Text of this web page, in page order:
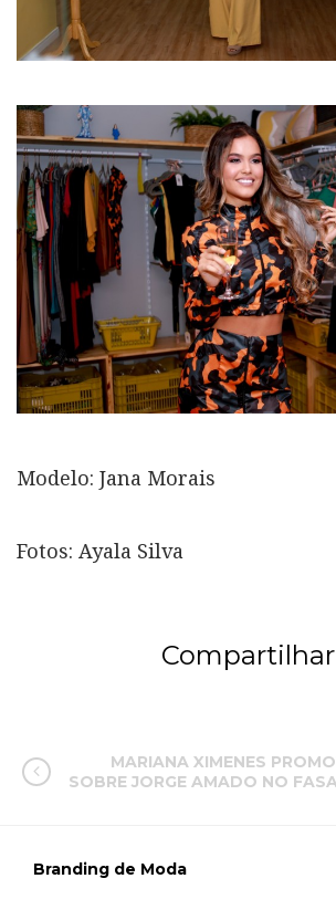
Modelo: Jana Morais
Fotos: Ayala Silva
Compartilhar
MARIANA XIMENES
SOBRE JORGE AMADO NO
Branding de Moda